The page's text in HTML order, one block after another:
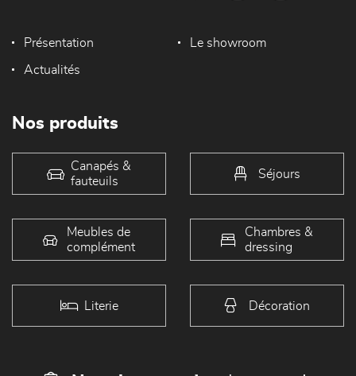
Présentation Le showroom
Actualités
Nos produits
Canapés &
fauteuils
Séjours
Meubles de
complément
Chambres &
dressing
Literie Décoration